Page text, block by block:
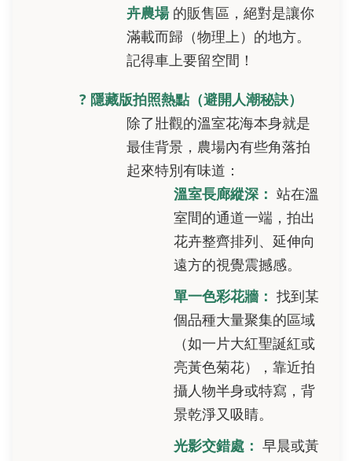
卉農場的販售區，絕對是讓你
滿載而歸（物理上）的地方。
記得車上要留空間！
? 隱藏版拍照熱點（避開人潮秘訣）
除了壯觀的溫室花海本身就是
最佳背景，農場內有些角落拍
起來特別有味道：
溫室長廊縱深： 站在溫
室間的通道一端，拍出
花卉整齊排列、延伸向
遠方的視覺震撼感。
單一色彩花牆： 找到某
個品種大量聚集的區域
（如一片大紅聖誕紅或
亮黃色菊花），靠近拍
攝人物半身或特寫，背
景乾淨又吸睛。
光影交錯處： 早晨或黃